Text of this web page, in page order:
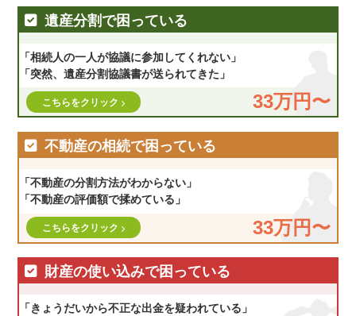
遺産分割で困っている
「相続人の一人が協議に参加してくれない」
「突然、遺産分割協議書が送られてきた」
33万円〜
こちらをクリック
不動産の相続で困っている
「不動産の分割方法がわからない」
「不動産の評価額で揉めている」
33万円〜
こちらをクリック
財産の使い込みで困っている
「きょうだいから不正な出金を疑われている」